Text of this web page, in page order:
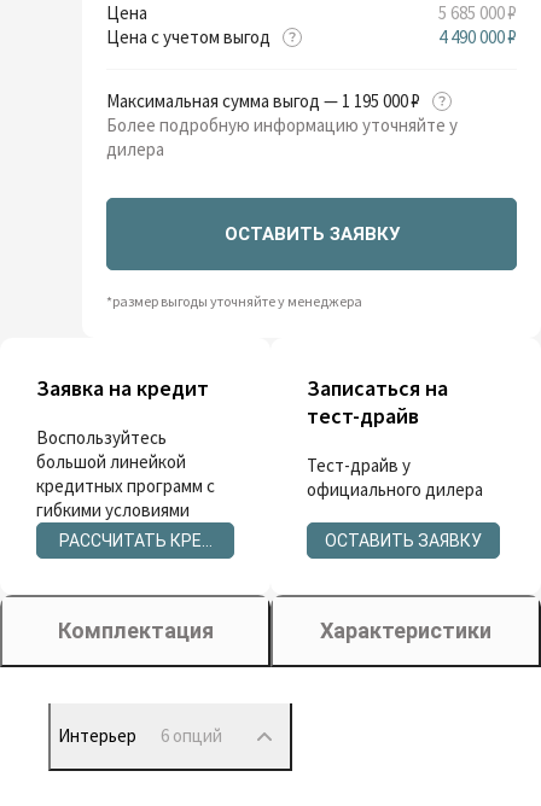
Цена
5 685 000 ₽
Цена с учетом выгод
4 490 000 ₽
Максимальная сумма выгод — 1 195 000 ₽
Более подробную информацию уточняйте у
дилера
ОСТАВИТЬ ЗАЯВКУ
*размер выгоды уточняйте у менеджера
Заявка на кредит
Воспользуйтесь
большой линейкой
кредитных программ с
гибкими условиями
РАССЧИТАТЬ КРЕДИТ
Записаться на
тест-драйв
Тест-драйв у
официального дилера
ОСТАВИТЬ ЗАЯВКУ
Комплектация Характеристики
Интерьер 6 опций